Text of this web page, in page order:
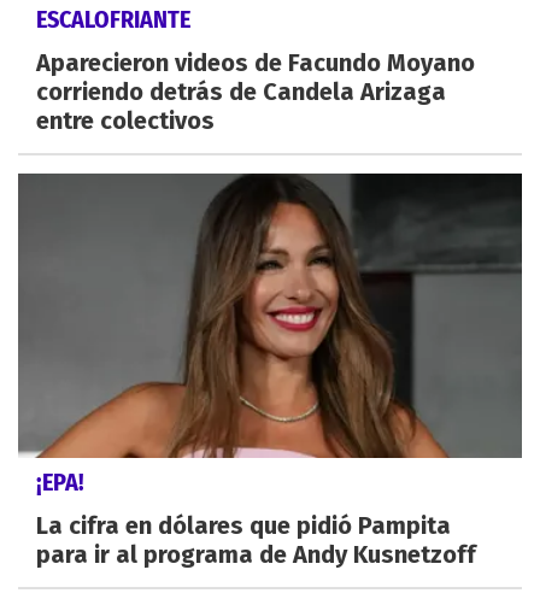
ESCALOFRIANTE
Aparecieron videos de Facundo Moyano
corriendo detrás de Candela Arizaga
entre colectivos
¡EPA!
La cifra en dólares que pidió Pampita
para ir al programa de Andy Kusnetzoff